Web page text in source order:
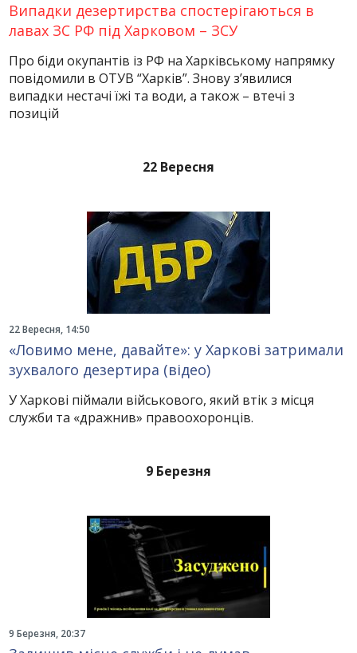
Випадки дезертирства спостерігаються в
лавах ЗС РФ під Харковом – ЗСУ
Про біди окупантів із РФ на Харківському напрямку
повідомили в ОТУВ “Харків”. Знову з’явилися
випадки нестачі їжі та води, а також – втечі з
позицій
22 Вересня
22 Вересня, 14:50
«Ловимо мене, давайте»: у Харкові затримали
зухвалого дезертира (відео)
У Харкові піймали військового, який втік з місця
служби та «дражнив» правоохоронців.
9 Березня
9 Березня, 20:37